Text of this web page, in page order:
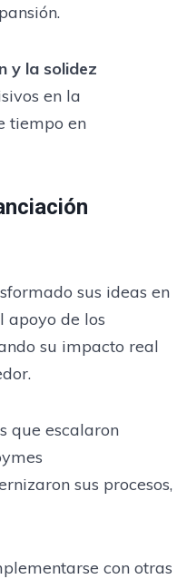
y la solidez
en la
tiempo en
sus ideas en
apoyo de los
su impacto real
que escalaron
sus procesos,
con otras